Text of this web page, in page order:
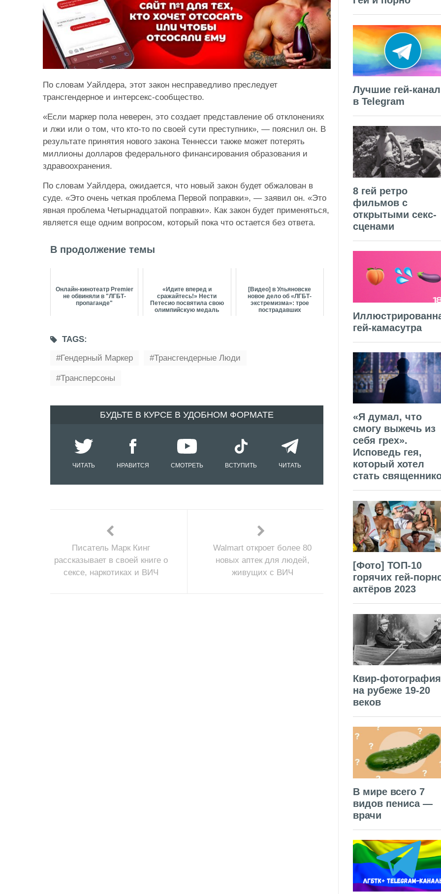
По словам Уайлдера, этот закон несправедливо преследует
трансгендерное и интерсекс-сообщество.
«Если маркер пола неверен, это создает представление об отклонениях
и лжи или о том, что кто-то по своей сути преступник», — пояснил он. В
результате принятия нового закона Теннесси также может потерять
миллионы долларов федерального финансирования образования и
здравоохранения.
По словам Уайлдера, ожидается, что новый закон будет обжалован в
суде. «Это очень четкая проблема Первой поправки», — заявил он. «Это
явная проблема Четырнадцатой поправки». Как закон будет применяться,
является еще одним вопросом, который пока что остается без ответа.
В продолжение темы
Онлайн-кинотеатр Premier
не обвиняли в "ЛГБТ-
пропаганде"
«Идите вперед и
сражайтесь!» Нести
Петесио посвятила свою
олимпийскую медаль
[Видео] в Ульяновске
новое дело об «ЛГБТ-
экстремизма»: трое
пострадавших
TAGS:
Гендерный Маркер
Трансгендерные Люди
Трансперсоны
БУДЬТЕ В КУРСЕ В УДОБНОМ ФОРМАТЕ
ЧИТАТЬ НРАВИТСЯ СМОТРЕТЬ ВСТУПИТЬ ЧИТАТЬ
Писатель Марк Кинг
рассказывает в своей книге о
сексе, наркотиках и ВИЧ
Walmart откроет более 80
новых аптек для людей,
живущих с ВИЧ
Лучшие гей-
в Telegram
8 гей ретро
фильмов с
открытыми секс-
сценами
гей-камасутра
«Я думал, что
смогу выжечь из
себя грех».
Исповедь гея,
который хотел
стать
[Фото] ТОП-10
горячих гей-
актёров 2023
Квир-фотография
на рубеже 19-20
веков
В мире всего 7
видов пениса —
врачи